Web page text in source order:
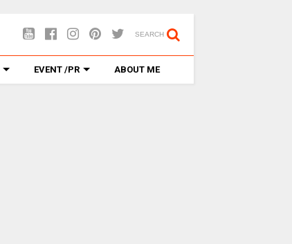
SEARCH
EVENT /PR ABOUT ME